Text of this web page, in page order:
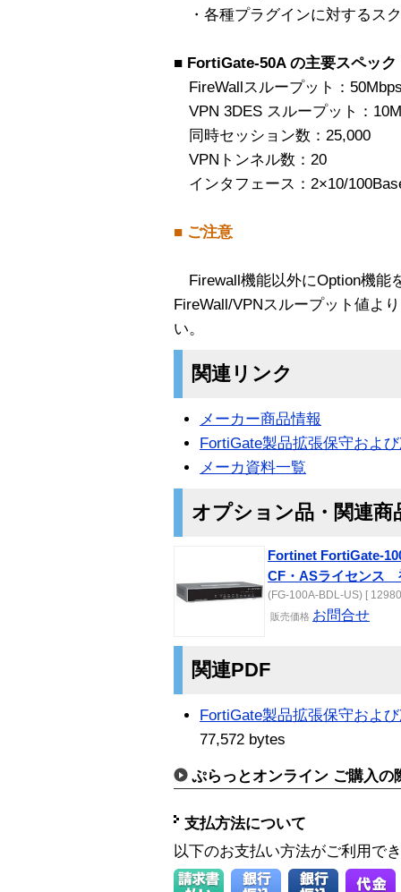
・各種プラグインに対するス
■ FortiGate-50A の主要スペック
FireWallスループット：
VPN 3DES スループット：
同時セッション数：25,000
VPNトンネル数：20
インタフェース：2×10/
■ ご注意
Firewall機能以外にOption機能
FireWall/VPNスループット値よ
い。
関連リンク
メーカー商品情報
FortiGate製品拡張保守およ
メーカ資料一覧
オプション品・関連商
Fortinet FortiGate-
CF・ASライセンス
(FG-100A-BDL-US) [
販売価格 お問合せ
関連PDF
FortiGate製品拡張保守およ
77,572 bytes
ぷらっとオンライン ご購入の
支払方法について
以下のお支払い方法がご利用で